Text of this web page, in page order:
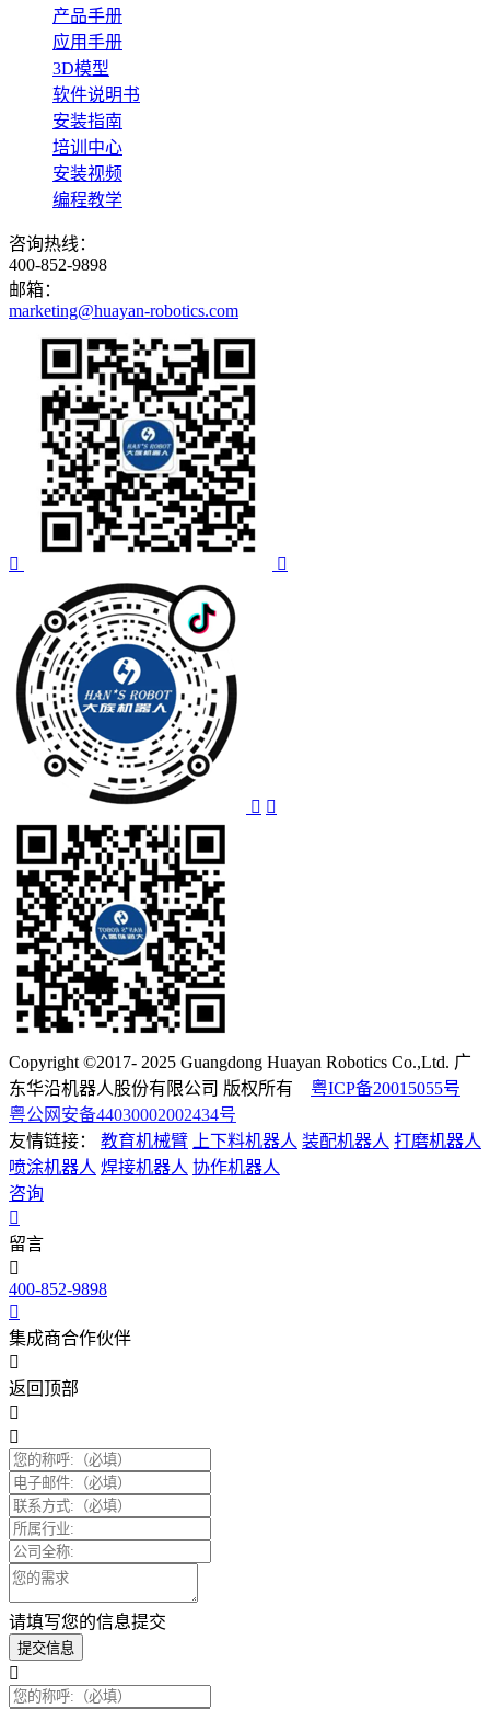
产品手册
应用手册
3D模型
软件说明书
安装指南
培训中心
安装视频
编程教学
咨询热线：
400-852-9898
邮箱：
marketing@huayan-robotics.com
Copyright ©2017- 2025 Guangdong Huayan Robotics Co.,Ltd. 广
东华沿机器人股份有限公司 版权所有 粤ICP备20015055号
粤公网安备44030002002434号
友情链接：
教育机械臂 上下料机器人 装配机器人 打磨机器人
喷涂机器人 焊接机器人 协作机器人
咨询
留言
400-852-9898
集成商合作伙伴
返回顶部
请填写您的信息提交
提交信息